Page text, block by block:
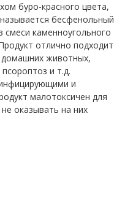
буро-красного цвета,
бесфенольный
смеси каменноугольного
отлично подходит
животных,
и т.д.
и
малотоксичен для
оказывать на них